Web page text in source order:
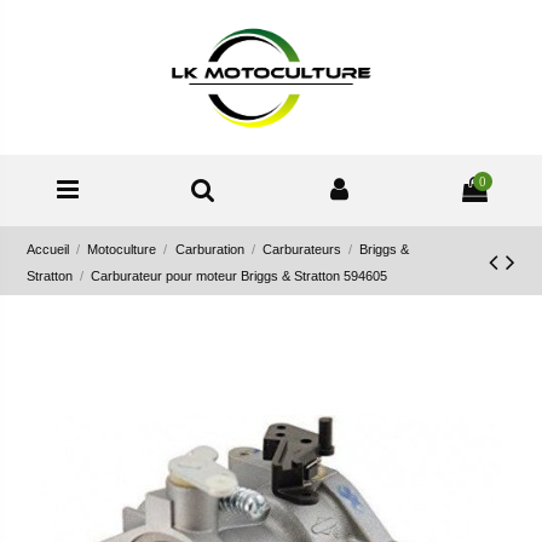
0
Accueil Motoculture Carburation Carburateurs
Briggs &
Stratton
Carburateur pour moteur Briggs & Stratton 594605